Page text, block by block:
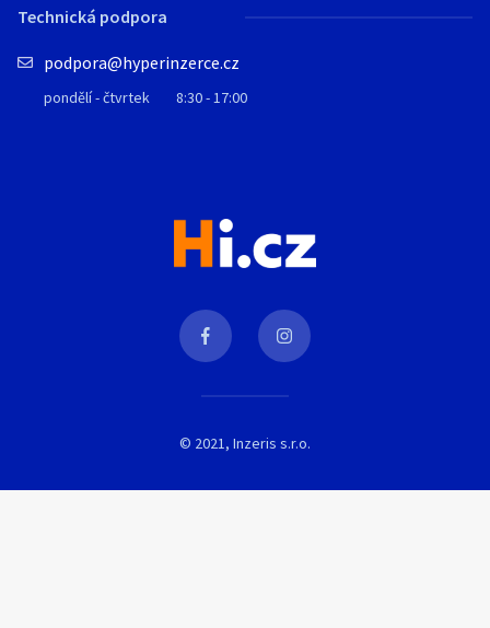
Technická podpora
podpora@hyperinzerce.cz
pondělí - čtvrtek 8:30 - 17:00
© 2021, Inzeris s.r.o.